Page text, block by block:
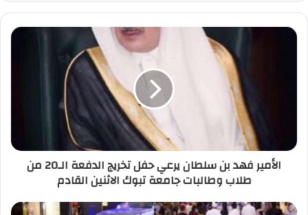
الأمير فهد بن سلطان يرعي حفل تخريج الدفعة الـ20 من
طلاب وطالبات جامعة تبوك الاثنين القادم